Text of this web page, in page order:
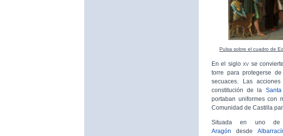
Pulsa sobre el cuadro de
En el sigloxv se
torre para protegerse
secuaces. Las
constitución de la
portaban uniformes con
Comunidad de Castilla
Situada en uno
Aragón desde